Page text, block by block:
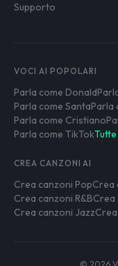
Supporto
VOCI AI POPOLARI
Parla come Donald
Parla come SantaParla
Parla come Cristiano
Parla come TikTok
CREA CANZONI AI
Crea canzoni PopCrea
Crea canzoni R&BCrea
Crea canzoni Jazz